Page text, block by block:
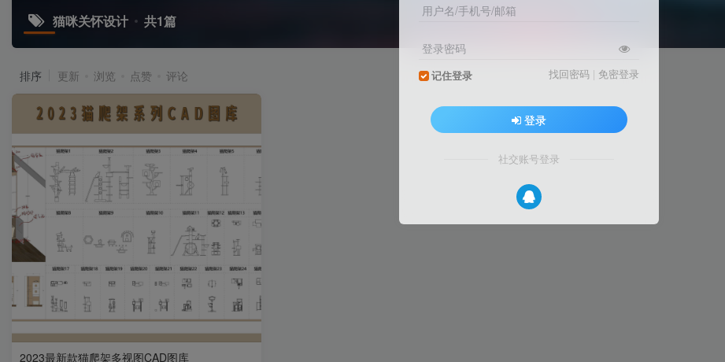
猫咪关怀设计 共1篇
排序 更新 浏览 点赞 评论
2023最新款猫爬架多视图CAD图库
用户名/手机号/邮箱
登录密码
记住登录 找回密码 | 免密登录
登录
社交账号登录